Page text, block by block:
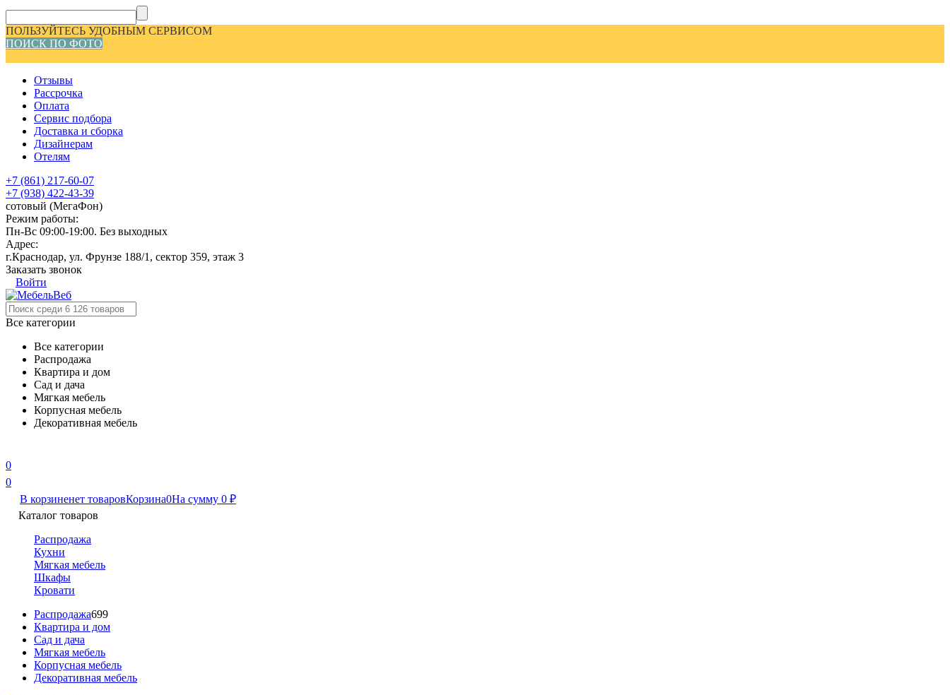
ПОЛЬЗУЙТЕСЬ УДОБНЫМ СЕРВИСОМ
ПОИСК ПО ФОТО
Отзывы
Рассрочка
Оплата
Сервис подбора
Доставка и сборка
Дизайнерам
Отелям
+7 (861) 217-60-07
+7 (938) 422-43-39
сотовый (МегаФон)
Режим работы:
Пн-Вс 09:00-19:00. Без выходных
Адрес:
г.Краснодар, ул. Фрунзе 188/1, сектор 359, этаж 3
Заказать звонок
Войти
Все категории
Все категории
Распродажа
Квартира и дом
Сад и дача
Мягкая мебель
Корпусная мебель
Декоративная мебель
0
0
В корзиненет товаровКорзина0На сумму 0 ₽
Каталог товаров
Распродажа
Кухни
Мягкая мебель
Шкафы
Кровати
Распродажа699
Квартира и дом
Сад и дача
Мягкая мебель
Корпусная мебель
Декоративная мебель